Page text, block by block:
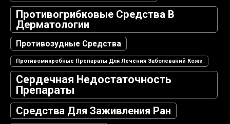
Противогрибковые Средства В
Дерматологии
Противозудные Средства
Противомикробные Препараты Для Лечения Заболеваний Кожи
Сердечная Недостаточность
Препараты
Средства Для Заживления Ран